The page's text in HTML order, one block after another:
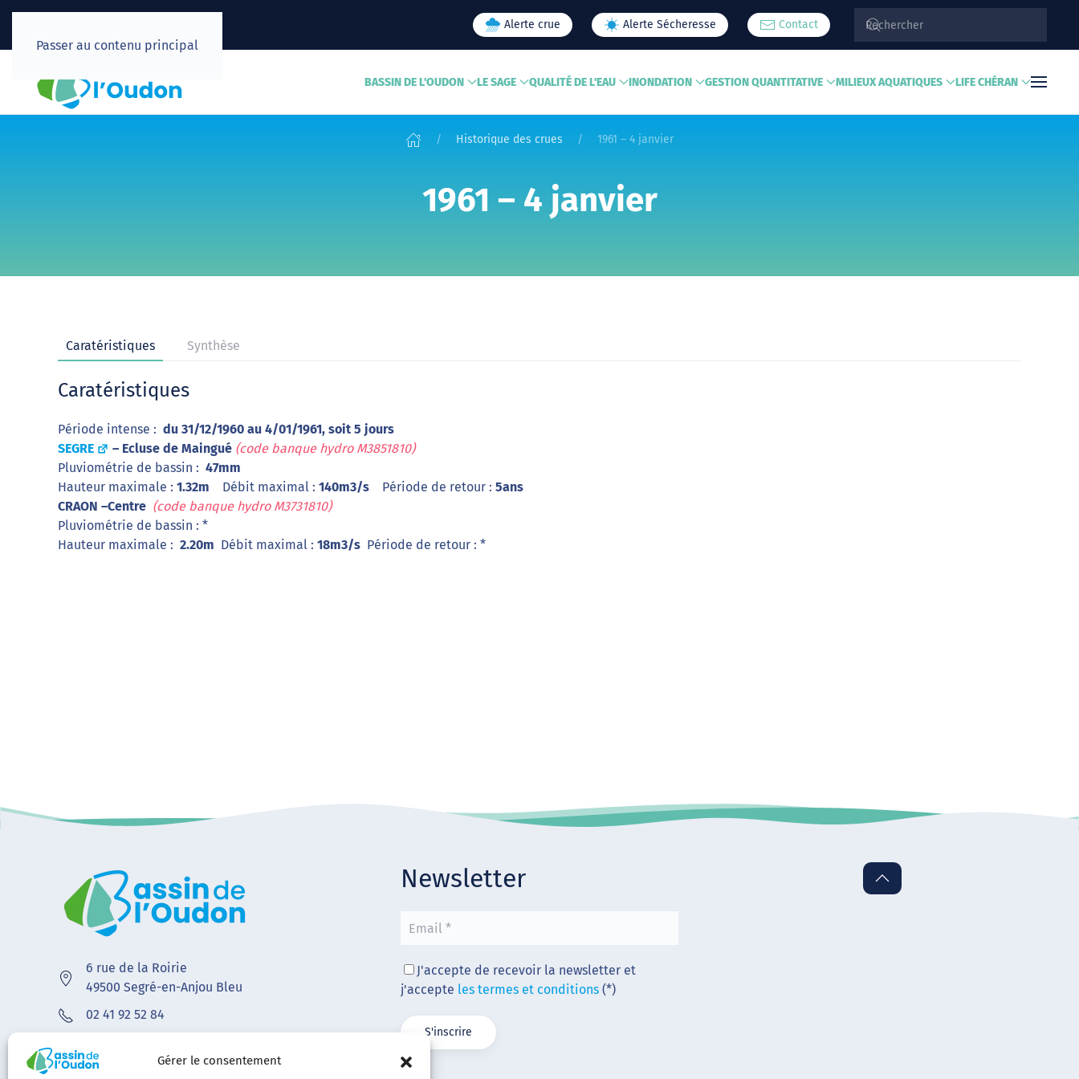
Gérer le consentement
Passer au contenu principal
Alerte crue Alerte Sécheresse Contact
BASSIN DE L'OUDON LE SAGE QUALITÉ DE L'EAU INONDATION GESTION QUANTITATIVE MILIEUX AQUATIQUES LIFE CHÉRAN
Historique des crues 1961 – 4 janvier
1961 – 4 janvier
Caratéristiques Synthèse
Caratéristiques
Période intense : du 31/12/1960 au 4/01/1961, soit 5 jours
SEGRE
– Ecluse de Maingué (code banque hydro M3851810)
Pluviométrie de bassin : 47mm
Hauteur maximale : 1.32m Débit maximal : 140m3/s Période de retour : 5ans
CRAON –Centre (code banque hydro M3731810)
Pluviométrie de bassin : *
Hauteur maximale : 2.20m Débit maximal : 18m3/s Période de retour : *
6 rue de la Roirie
49500 Segré-en-Anjou Bleu
02 41 92 52 84
Newsletter
J'accepte de recevoir la newsletter et
j'accepte les termes et conditions(*)